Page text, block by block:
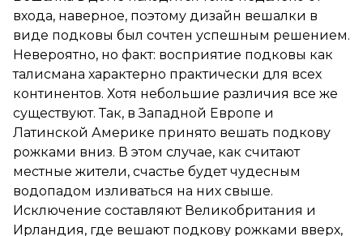
входа, наверное, поэтому дизайн вешалки в
виде подковы был сочтен успешным решением.
Невероятно, но факт: восприятие подковы как
талисмана характерно практически для всех
континентов. Хотя небольшие различия все же
существуют. Так, в Западной Европе и
Латинской Америке принято вешать подкову
рожками вниз. В этом случае, как считают
местные жители, счастье будет чудесным
водопадом изливаться на них свыше.
Исключение составляют Великобритания и
Ирландия, где вешают подкову рожками вверх,